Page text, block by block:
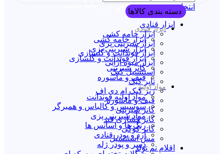
روبیکا یا تماس در ارتباط باشید.انتخاب دسته بندی
ابزار قنادی
ابزار خامه کشی
ابزار شیرینی پزی
ابزار فوندانت و گلسازی
ابزار میوه آرایی
استنسیل کیک
تاپر کیک
زیر کیک ام دی اف
قیف و ماسوره
کاتر شیرینی
کاتر فشاری قند
کاتر کوکی
مش استنسیل
اقلام تم تولد
دسته بندی کالاها
ابزار قنادی
ابزار خامه کشی
ابزار شیرینی پزی
ابزار فوندانت و گلسازی
کاتر شیرینی
قیف و ماسوره
مواد اولیه
مواد اولیه فوندانت
سوسیس و کالباس و همبرگر
مواد شیرینی پزی
رنگ ها و اسانس ها
آرد و پودر قنادی
دسر و پودر ژله